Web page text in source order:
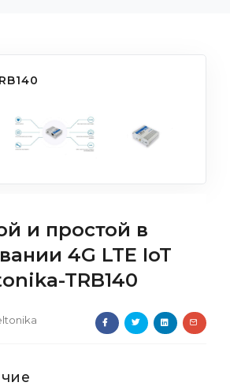
и простой в
4G LTE IoT
TRB140